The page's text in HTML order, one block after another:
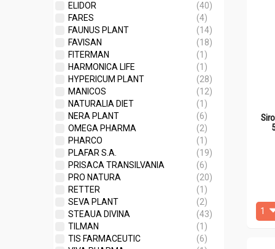
ELIDOR
(40)
FARES
(4)
FAUNUS PLANT
(14)
FAVISAN
(18)
FITERMAN
(1)
HARMONICA LIFE
(1)
HYPERICUM PLANT
(28)
MANICOS
(12)
NATURALIA DIET
(1)
NERA PLANT
(6)
OMEGA PHARMA
(2)
PHARCO
(1)
PLAFAR S.A.
(19)
PRISACA TRANSILVANIA
(6)
PRO NATURA
(20)
RETTER
(1)
SEVA PLANT
(2)
STEAUA DIVINA
(43)
TILMAN
(1)
TIS FARMACEUTIC
(6)